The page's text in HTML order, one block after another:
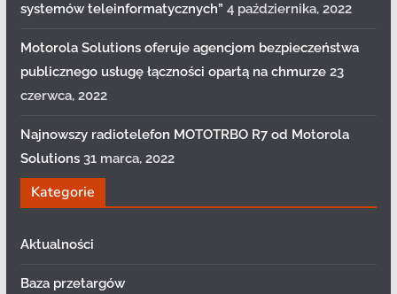
systemów teleinformatycznych” 4 października, 2022
Motorola Solutions oferuje agencjom bezpieczeństwa
publicznego usługę łączności opartą na chmurze 23
czerwca, 2022
Najnowszy radiotelefon MOTOTRBO R7 od Motorola
Solutions 31 marca, 2022
Kategorie
Aktualności
Baza przetargów